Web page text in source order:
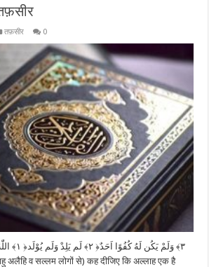
तफ़सीर 0